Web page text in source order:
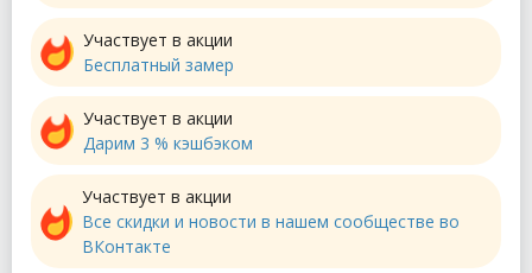
Участвует в акции
Бесплатный замер
Участвует в акции
Дарим 3 % кэшбэком
Участвует в акции
Все скидки и новости в нашем сообществе во
ВКонтакте